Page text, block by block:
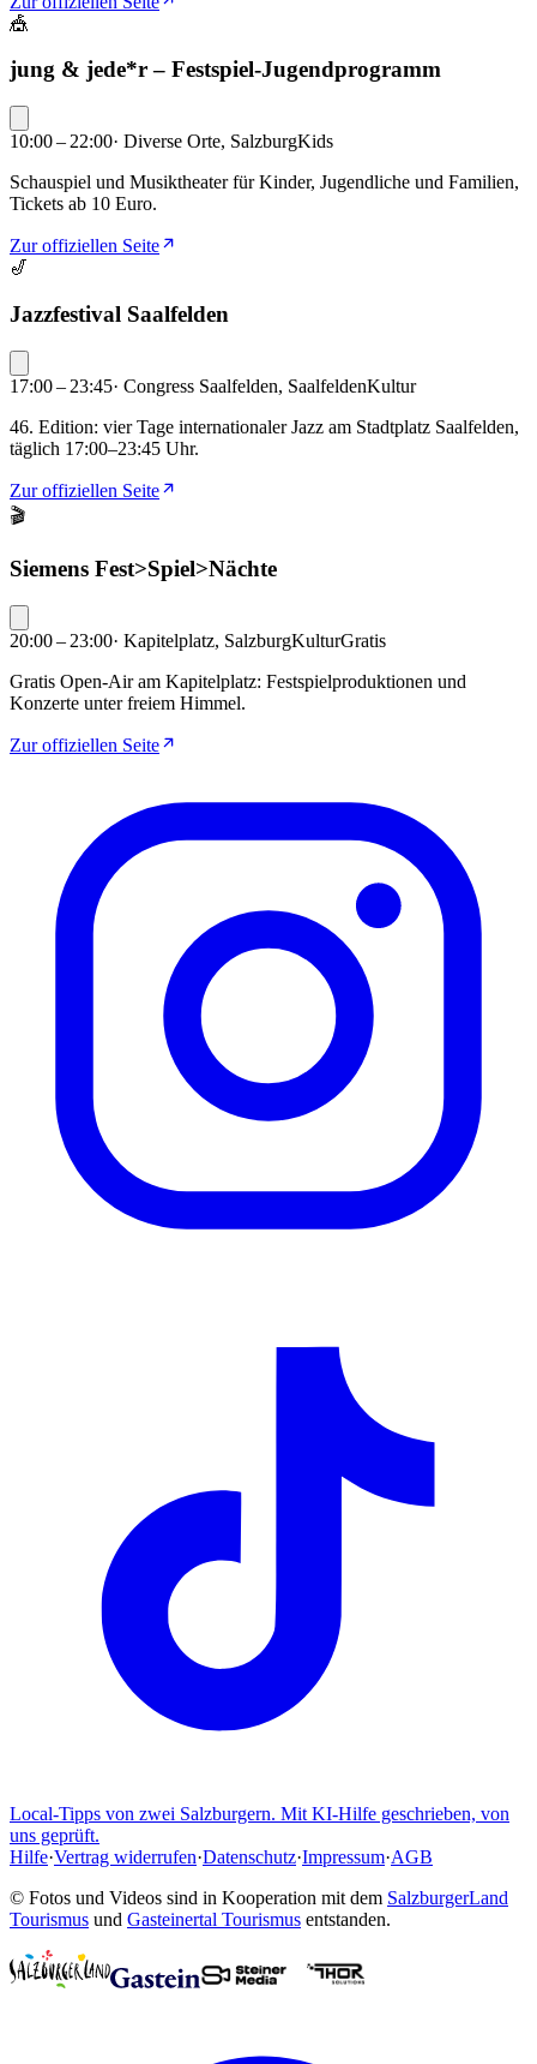
🎪
jung & jede*r – Festspiel-Jugendprogramm
10:00 – 22:00· Diverse Orte, SalzburgKids
Schauspiel und Musiktheater für Kinder, Jugendliche und Familien,
Tickets ab 10 Euro.
Zur offiziellen Seite
🎷
Jazzfestival Saalfelden
17:00 – 23:45· Congress Saalfelden, SaalfeldenKultur
46. Edition: vier Tage internationaler Jazz am Stadtplatz Saalfelden,
täglich 17:00–23:45 Uhr.
Zur offiziellen Seite
🎬
Siemens Fest>Spiel>Nächte
20:00 – 23:00· Kapitelplatz, SalzburgKulturGratis
Gratis Open-Air am Kapitelplatz: Festspielproduktionen und
Konzerte unter freiem Himmel.
Zur offiziellen Seite
Local-Tipps von zwei Salzburgern. Mit KI-Hilfe geschrieben, von
uns geprüft.
Hilfe·Vertrag widerrufen·Datenschutz·Impressum·AGB
© Fotos und Videos sind in Kooperation mit dem SalzburgerLand
Tourismus und Gasteinertal Tourismus entstanden.